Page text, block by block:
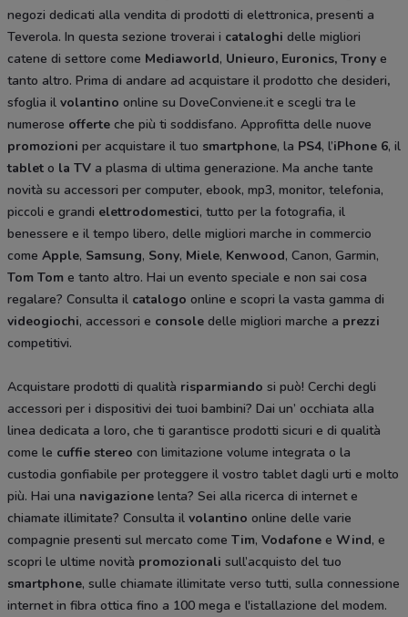
negozi dedicati alla vendita di prodotti di elettronica, presenti a
Teverola. In questa sezione troverai i cataloghi delle migliori
catene di settore come Mediaworld, Unieuro, Euronics, Trony e
tanto altro. Prima di andare ad acquistare il prodotto che desideri,
sfoglia il volantino online su DoveConviene.it e scegli tra le
numerose offerte che più ti soddisfano. Approfitta delle nuove
promozioni per acquistare il tuo smartphone, la PS4, l’iPhone 6, il
tablet o la TV a plasma di ultima generazione. Ma anche tante
novità su accessori per computer, ebook, mp3, monitor, telefonia,
piccoli e grandi elettrodomestici, tutto per la fotografia, il
benessere e il tempo libero, delle migliori marche in commercio
come Apple, Samsung, Sony, Miele, Kenwood, Canon, Garmin,
Tom Tom e tanto altro. Hai un evento speciale e non sai cosa
regalare? Consulta il catalogo online e scopri la vasta gamma di
videogiochi, accessori e console delle migliori marche a prezzi
competitivi.
Acquistare prodotti di qualità risparmiando si può! Cerchi degli
accessori per i dispositivi dei tuoi bambini? Dai un’ occhiata alla
linea dedicata a loro, che ti garantisce prodotti sicuri e di qualità
come le cuffie stereo con limitazione volume integrata o la
custodia gonfiabile per proteggere il vostro tablet dagli urti e molto
più. Hai una navigazione lenta? Sei alla ricerca di internet e
chiamate illimitate? Consulta il volantino online delle varie
compagnie presenti sul mercato come Tim, Vodafone e Wind, e
scopri le ultime novità promozionali sull’acquisto del tuo
smartphone, sulle chiamate illimitate verso tutti, sulla connessione
internet in fibra ottica fino a 100 mega e l'istallazione del modem.